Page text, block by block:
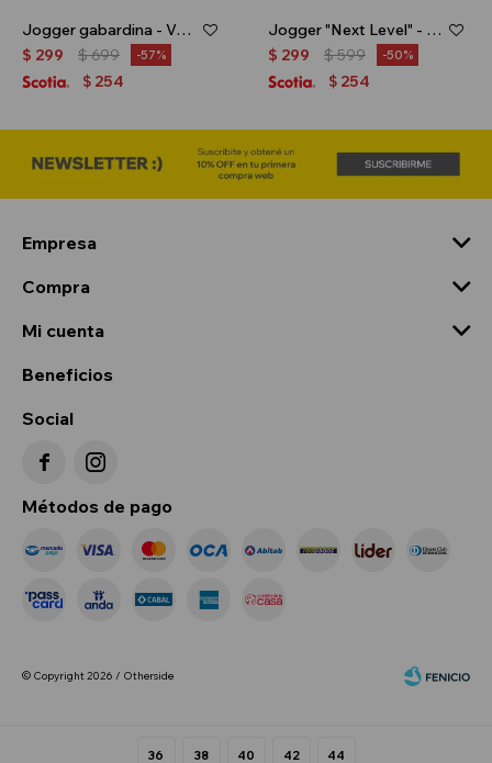
36 38 40 42 44
Jogger gabardina - Verde petroleo
$ 299 $699 57
$ 254
Jogger "Next Level" - Azul
$ 299 $599 50
$ 254
Empresa
Compra
Mi cuenta
Beneficios
Social
 
Métodos de pago
© Copyright 2026 / Otherside